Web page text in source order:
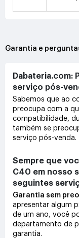
Garantia e
Dabateria.com:
serviço pós-
Sabemos que ao
preocupa com a
compatibilidade,
também se
serviço pós-venda.
Sempre que
C40 em nosso
seguintes
Garantia sem
apresentar algum
de um ano, você
departamento de
garantia.